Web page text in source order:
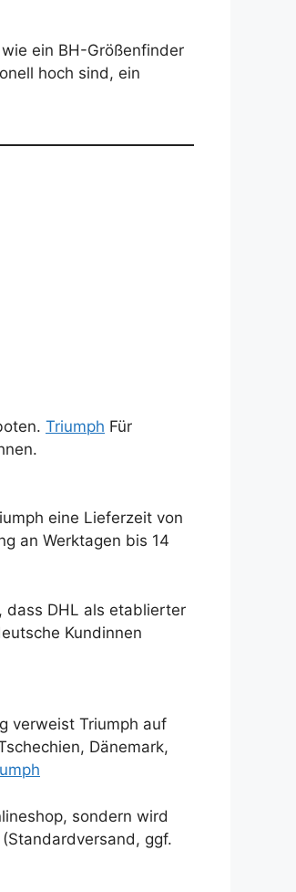
ein BH-Größenfinder
hoch sind, ein
Triumph Für
eine Lieferzeit von
an Werktagen bis 14
dass DHL als etablierter
Kundinnen
verweist Triumph auf
Dänemark,
sondern wird
ggf.